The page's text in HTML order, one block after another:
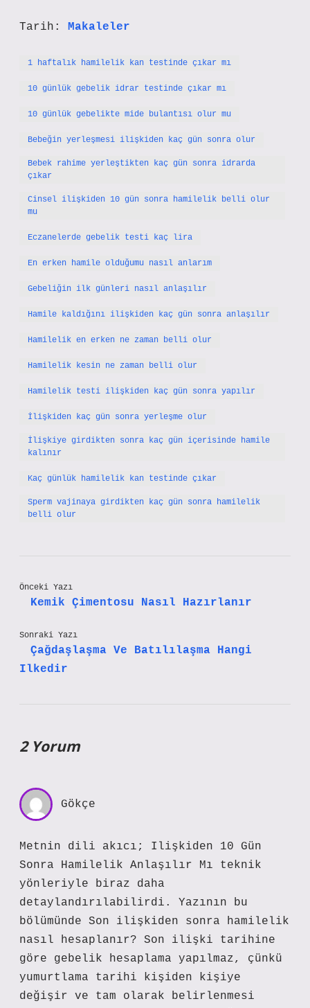
Tarih: Makaleler
1 haftalık hamilelik kan testinde çıkar mı
10 günlük gebelik idrar testinde çıkar mı
10 günlük gebelikte mide bulantısı olur mu
Bebeğin yerleşmesi ilişkiden kaç gün sonra olur
Bebek rahime yerleştikten kaç gün sonra idrarda
çıkar
Cinsel ilişkiden 10 gün sonra hamilelik belli olur
mu
Eczanelerde gebelik testi kaç lira
En erken hamile olduğumu nasıl anlarım
Gebeliğin ilk günleri nasıl anlaşılır
Hamile kaldığını ilişkiden kaç gün sonra anlaşılır
Hamilelik en erken ne zaman belli olur
Hamilelik kesin ne zaman belli olur
Hamilelik testi ilişkiden kaç gün sonra yapılır
İlişkiden kaç gün sonra yerleşme olur
İlişkiye girdikten sonra kaç gün içerisinde hamile
kalınır
Kaç günlük hamilelik kan testinde çıkar
Sperm vajinaya girdikten kaç gün sonra hamilelik
belli olur
Önceki Yazı
Kemik Çimentosu Nasıl Hazırlanır
Sonraki Yazı
Çağdaşlaşma Ve Batılılaşma Hangi
Ilkedir
2 Yorum
Gökçe
Metnin dili akıcı; Ilişkiden 10 Gün
Sonra Hamilelik Anlaşılır Mı teknik
yönleriyle biraz daha
detaylandırılabilirdi. Yazının bu
bölümünde Son ilişkiden sonra hamilelik
nasıl hesaplanır? Son ilişki tarihine
göre gebelik hesaplama yapılmaz, çünkü
yumurtlama tarihi kişiden kişiye
değişir ve tam olarak belirlenmesi